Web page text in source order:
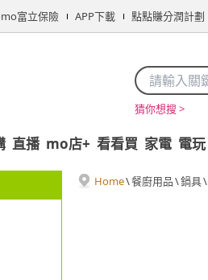
富立保險 APP下載 點點賺分潤計劃
猜你想搜 >
直播 mo店+ 看看買 家電 電玩
Home\餐廚用品\鍋具\